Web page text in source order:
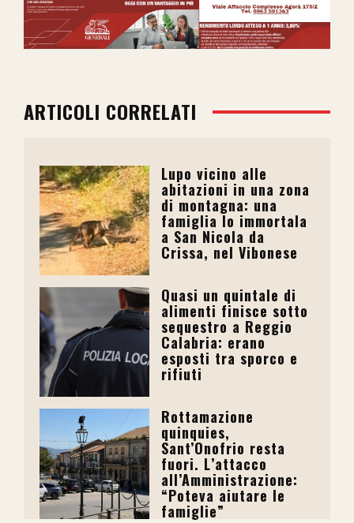
ARTICOLI CORRELATI
Lupo vicino alle
abitazioni in una zona
di montagna: una
famiglia lo immortala
a San Nicola da
Crissa, nel Vibonese
Quasi un quintale di
alimenti finisce sotto
sequestro a Reggio
Calabria: erano
esposti tra sporco e
rifiuti
Rottamazione
quinquies,
Sant’Onofrio resta
fuori. L’attacco
all’Amministrazione:
“Poteva aiutare le
famiglie”